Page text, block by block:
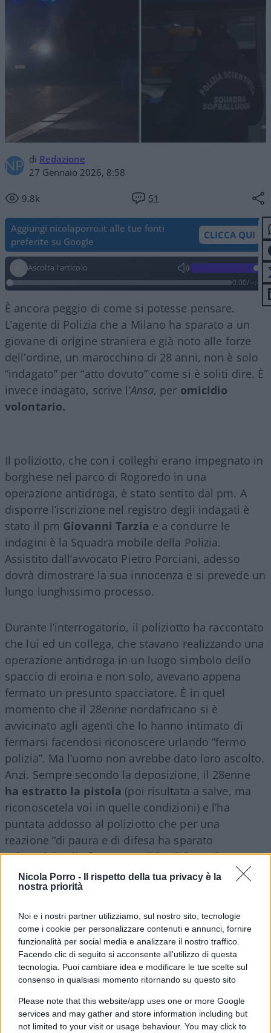
Nicola Porro -
Il rispetto della tua privacy è la
nostra priorità
Noi e i nostri partner utilizziamo, sul nostro sito, tecnologie
come i cookie per personalizzare contenuti e annunci, fornire
funzionalità per social media e analizzare il nostro traffico.
Facendo clic di seguito si acconsente all'utilizzo di questa
tecnologia. Puoi cambiare idea e modificare le tue scelte sul
consenso in qualsiasi momento ritornando su questo sito
Please note that this website/app uses one or more Google
services and may gather and store information including but
not limited to your visit or usage behaviour. You may click to
di Redazione
27 Gennaio 2026, 8:58
9.8k 51
Aggiungi nicolaporro.it alle tue fonti
preferite su Google
CLICCA QUI
Ascolta l'articolo
0:00/--:--
È ancora peggio di come si potesse pensare.
L’agente di Polizia che a Milano ha sparato a un
giovane di origine straniera e già noto alle forze
dell’ordine, un marocchino di 28 anni, non è solo
“indagato” per “atto dovuto” come si è soliti dire. È
invece indagato, scrive l’Ansa, per omicidio
volontario.
Il poliziotto, che con i colleghi erano impegnato in
borghese nel parco di Rogoredo in una
operazione antidroga, è stato sentito dal pm. A
disporre l’iscrizione nel registro degli indagati è
stato il pm Giovanni Tarzia e a condurre le
indagini è la Squadra mobile della Polizia.
Assistito dall’avvocato Pietro Porciani, adesso
dovrà dimostrare la sua innocenza e si prevede un
lungo lunghissimo processo.
Durante l’interrogatorio, il poliziotto ha raccontato
che lui ed un collega, che stavano realizzando una
operazione antidroga in un luogo simbolo dello
spaccio di eroina e non solo, avevano appena
fermato un presunto spacciatore. È in quel
momento che il 28enne nordafricano si è
avvicinato agli agenti che lo hanno intimato di
fermarsi facendosi riconoscere urlando “fermo
polizia”. Ma l’uomo non avrebbe dato loro ascolto.
Anzi. Sempre secondo la deposizione, il 28enne
ha estratto la pistola (poi risultata a salve, ma
riconoscetela voi in quelle condizioni) e l’ha
puntata addosso al poliziotto che per una
reazione “di paura e di difesa ha sparato
colpendolo alla fronte e uccidendolo. Lo ha preso
alla testa da circa 15 metri di distanza.
Quello che forse non tutti sanno è che al
boschetto di Rogoredo sono di casa le cosiddette
“sentinelle”, ovvero persone che controllano il
territorio dello spaccio per affrontare giornalisti,
disturbino l’attività di vendita di droga. Stando ai
primi resoconti, il nordafricano che gli agenti